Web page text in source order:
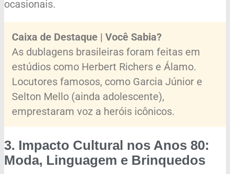
ocasionais.
Caixa de Destaque | Você Sabia?
As dublagens brasileiras foram feitas em
estúdios como Herbert Richers e Álamo.
Locutores famosos, como Garcia Júnior e
Selton Mello (ainda adolescente),
emprestaram voz a heróis icônicos.
3. Impacto Cultural nos Anos 80:
Moda, Linguagem e Brinquedos